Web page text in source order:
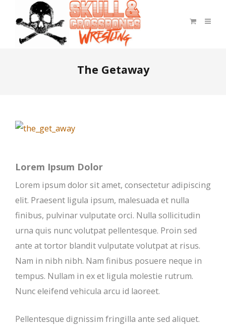
The Getaway
Lorem Ipsum Dolor
Lorem ipsum dolor sit amet, consectetur adipiscing
elit. Praesent ligula ipsum, malesuada et nulla
finibus, pulvinar vulputate orci. Nulla sollicitudin
urna quis nunc volutpat pellentesque. Proin sed
ante at tortor blandit vulputate volutpat at risus.
Nam in nibh nibh. Nam finibus posuere neque in
tempus. Nullam in ex et ligula molestie rutrum.
Nunc eleifend vehicula arcu id laoreet.
Pellentesque dignissim fringilla ante sed aliquet.